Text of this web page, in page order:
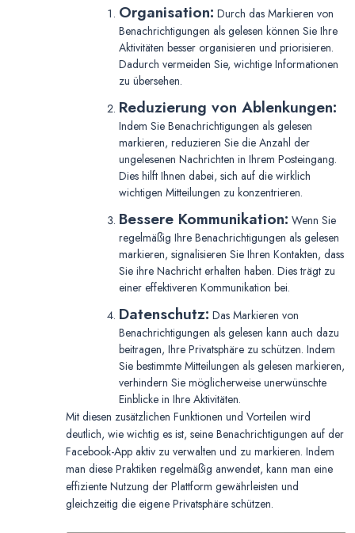
Organisation: Durch das Markieren von
Benachrichtigungen als gelesen können Sie Ihre
Aktivitäten besser organisieren und priorisieren.
Dadurch vermeiden Sie, wichtige Informationen
zu übersehen.
Reduzierung von Ablenkungen:
Indem Sie Benachrichtigungen als gelesen
markieren, reduzieren Sie die Anzahl der
ungelesenen Nachrichten in Ihrem Posteingang.
Dies hilft Ihnen dabei, sich auf die wirklich
wichtigen Mitteilungen zu konzentrieren.
Bessere Kommunikation: Wenn Sie
regelmäßig Ihre Benachrichtigungen als gelesen
markieren, signalisieren Sie Ihren Kontakten, dass
Sie ihre Nachricht erhalten haben. Dies trägt zu
einer effektiveren Kommunikation bei.
Datenschutz: Das Markieren von
Benachrichtigungen als gelesen kann auch dazu
beitragen, Ihre Privatsphäre zu schützen. Indem
Sie bestimmte Mitteilungen als gelesen markieren,
verhindern Sie möglicherweise unerwünschte
Einblicke in Ihre Aktivitäten.
Mit diesen zusätzlichen Funktionen und Vorteilen wird
deutlich, wie wichtig es ist, seine Benachrichtigungen auf der
Facebook-App aktiv zu verwalten und zu markieren. Indem
man diese Praktiken regelmäßig anwendet, kann man eine
effiziente Nutzung der Plattform gewährleisten und
gleichzeitig die eigene Privatsphäre schützen.